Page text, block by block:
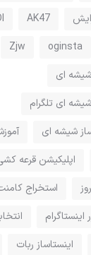
AK47
oginsta
Zjw
ای
ای تلگرام
شیشه ای
اپلیکیشن قرعه
استخراج
اینستاگرام
اینستاساز ربات